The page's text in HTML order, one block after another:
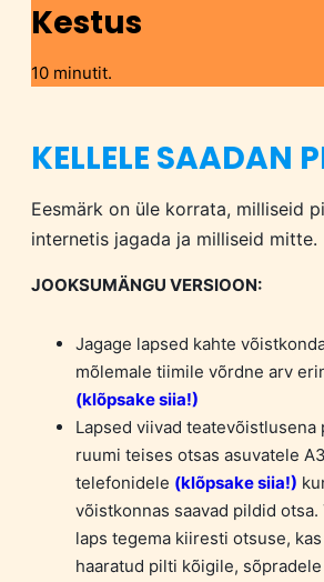
Kestus
10 minutit.
KELLELE SAADAN
Eesmärk on üle korrata, milliseid
internetis jagada ja milliseid mitte.
JOOKSUMÄNGU VERSIOON:
Jagage lapsed kahte
mõlemale tiimile võrdne arv
(klõpsake siia!)
Lapsed viivad teatevõistlusena
ruumi teises otsas asuvatele
telefonidele (klõpsake siia!)
võistkonnas saavad pildid
laps tegema kiiresti otsuse,
haaratud pilti kõigile,